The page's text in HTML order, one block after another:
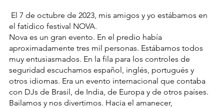
el fatídico festival NOVA.
Nova es un gran evento. En el predio había
aproximadamente tres mil personas. Estábamos todos
muy entusiasmados. En la fila para los controles de
seguridad escuchamos español, inglés, portugués y
otros idiomas. Era un evento internacional que contaba
con DJs de Brasil, de India, de Europa y de otros países.
Bailamos y nos divertimos. Hacia el amanecer,